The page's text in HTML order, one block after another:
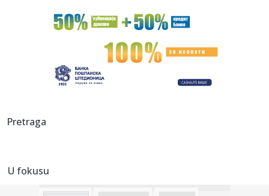
15:00:'Izrael odbio Trampov plan za Gazu u 15 tačaka': Netanjahu
Rusija upozorava: Opasni snovi o uvlačenju tzv. Kosova u
14:53:Novi poraz Orlića na EP: Srbija bez pobede završila grupnu
trube nazdr...
14:50:
Pretraga
U fokusu